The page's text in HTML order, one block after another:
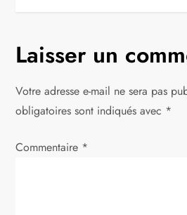
a
t
o
Laisser un
Votre adresse e-mail ne sera pas
obligatoires sont indiqués avec *
Commentaire *